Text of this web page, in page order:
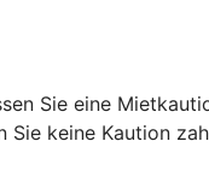
Sie eine
keine Kaution